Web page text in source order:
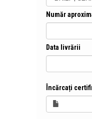
Număr
Data livrării
Încărcați